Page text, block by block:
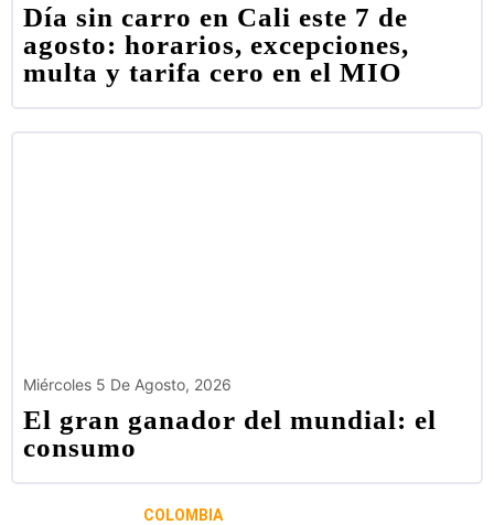
Día sin carro en Cali este 7 de
agosto: horarios, excepciones,
multa y tarifa cero en el MIO
Miércoles 5 De Agosto, 2026
El gran ganador del mundial: el
consumo
COLOMBIA